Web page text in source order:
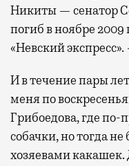
Никиты — сенатор
погиб в ноябре
«Невский
И в течение пары
меня по
Грибоедова, где
собачки, но тогда
хозяевами